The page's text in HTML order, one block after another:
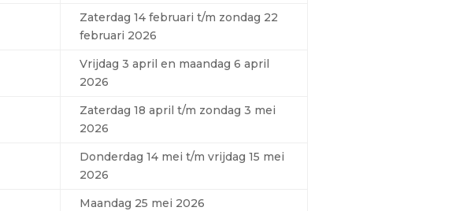
Zaterdag 14 februari t/m zondag 22
februari 2026
Vrijdag 3 april en maandag 6 april
2026
Zaterdag 18 april t/m zondag 3 mei
2026
Donderdag 14 mei t/m vrijdag 15 mei
2026
Maandag 25 mei 2026